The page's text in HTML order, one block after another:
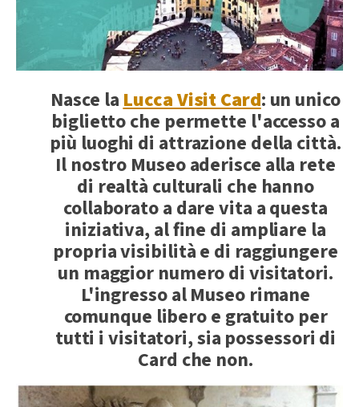
Nasce laLucca Visit Card: un unico
biglietto che permette l'accesso a
più luoghi di attrazione della città.
Il nostro Museo aderisce alla rete
di realtà culturali che hanno
collaborato a dare vita a questa
iniziativa, al fine di ampliare la
propria visibilità e di raggiungere
un maggior numero di visitatori.
L'ingresso al Museo rimane
comunque libero e gratuito per
tutti i visitatori, sia possessori di
Card che non.